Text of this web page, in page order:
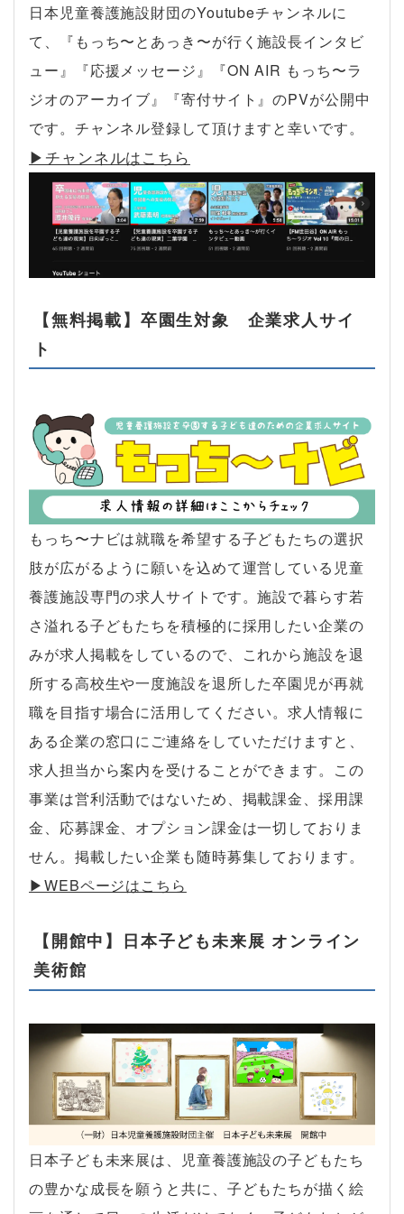
日本児童養護施設財団のYoutubeチャンネルに
て、『もっち〜とあっき〜が行く施設長インタビ
ュー』『応援メッセージ』『ON AIR もっち〜ラ
ジオのアーカイブ』『寄付サイト』のPVが公開中
です。チャンネル登録して頂けますと幸いです。
▶︎チャンネルはこちら
【無料掲載】卒園生対象 企業求人サイ
ト
もっち〜ナビは就職を希望する子どもたちの選択
肢が広がるように願いを込めて運営している児童
養護施設専門の求人サイトです。施設で暮らす若
さ溢れる子どもたちを積極的に採用したい企業の
みが求人掲載をしているので、これから施設を退
所する高校生や一度施設を退所した卒園児が再就
職を目指す場合に活用してください。求人情報に
ある企業の窓口にご連絡をしていただけますと、
求人担当から案内を受けることができます。この
事業は営利活動ではないため、掲載課金、採用課
金、応募課金、オプション課金は一切しておりま
せん。掲載したい企業も随時募集しております。
▶︎WEBページはこちら
【開館中】日本子ども未来展 オンライン
美術館
日本子ども未来展は、児童養護施設の子どもたち
の豊かな成長を願うと共に、子どもたちが描く絵